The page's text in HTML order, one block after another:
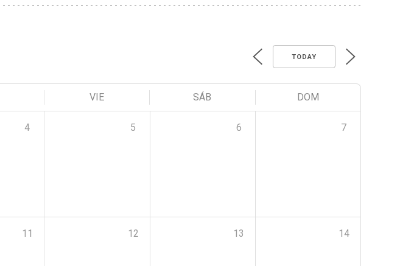
TODAY
VIE SÁB DOM
4 5 6 7
11 12 13 14